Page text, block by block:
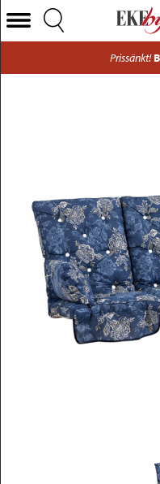
Standard hammockdynset tyg
Välj Kategori
Förvaring
Inredning
Mattor
Belysning
Utemöbler
Prissänkt!